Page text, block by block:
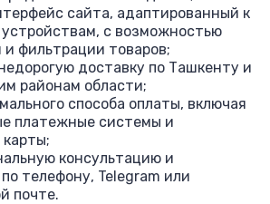
сайта, адаптированный к
с возможностью
и фильтрации товаров;
доставку по Ташкенту и
районам области;
способа оплаты, включая
платежные системы и
карты;
консультацию и
телефону, Telegram или
почте.